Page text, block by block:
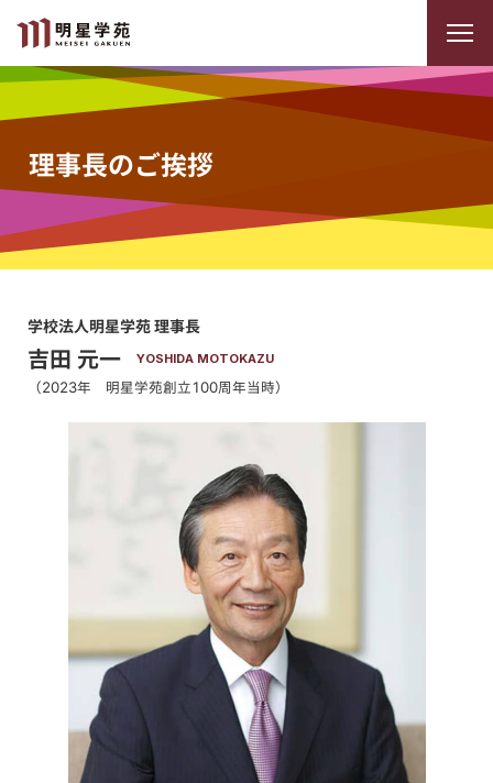
理事長のご挨拶
学校法人明星学苑 理事長
吉田 元一 YOSHIDA MOTOKAZU
（2023年 明星学苑創立100周年当時）